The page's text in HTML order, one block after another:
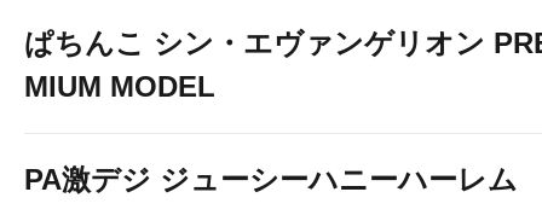
ぱちんこ シン・エヴァンゲリオン
MIUM MODEL
PA激デジ ジューシーハニーハーレム